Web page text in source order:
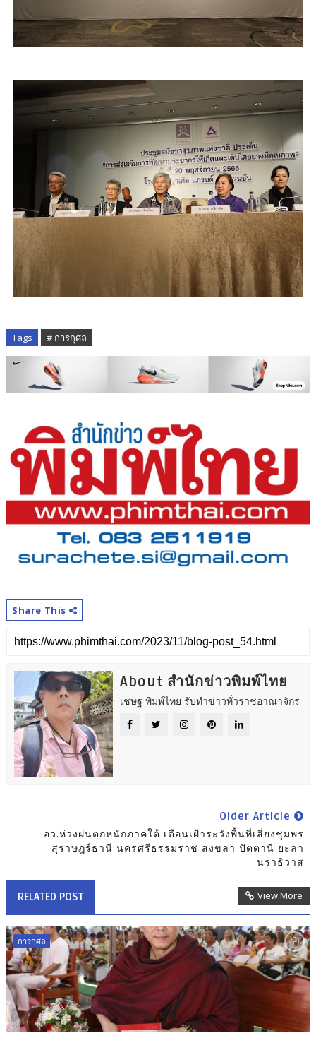
Tags # การกุศล
Share This
About สำนักข่าวพิมพ์ไทย
เชษฐ พิมพ์ไทย รับทำข่าวทั่วราชอาณาจักร
Older Article
อว.ห่วงฝนตกหนักภาคใต้ เตือนเฝ้าระวังพื้นที่เสี่ยงชุมพร
สุราษฎร์ธานี นครศรีธรรมราช สงขลา ปัตตานี ยะลา
นราธิวาส
RELATED POST View More
การกุศล